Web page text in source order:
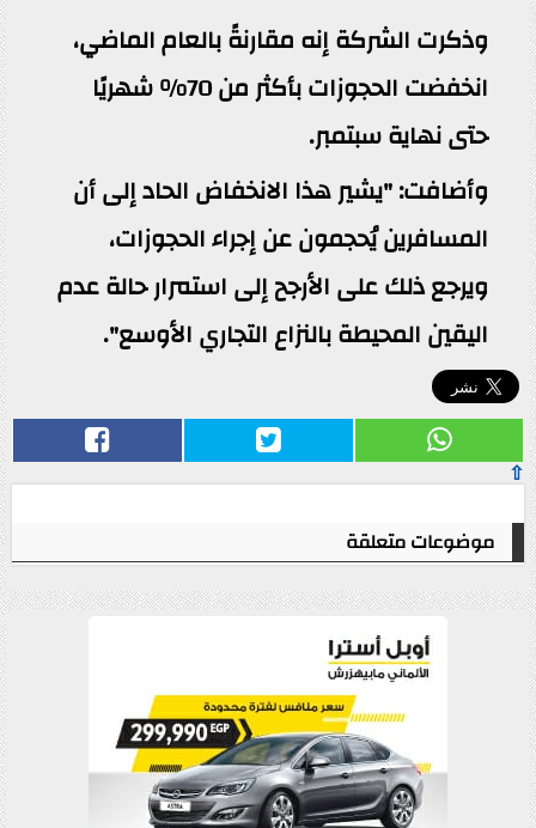
وذكرت الشركة إنه مقارنةً بالعام الماضي،
انخفضت الحجوزات بأكثر من 70% شهريًا
حتى نهاية سبتمبر.
وأضافت: "يشير هذا الانخفاض الحاد إلى أن
المسافرين يُحجمون عن إجراء الحجوزات،
ويرجع ذلك على الأرجح إلى استمرار حالة عدم
اليقين المحيطة بالنزاع التجاري الأوسع".
⇧
موضوعات متعلقة